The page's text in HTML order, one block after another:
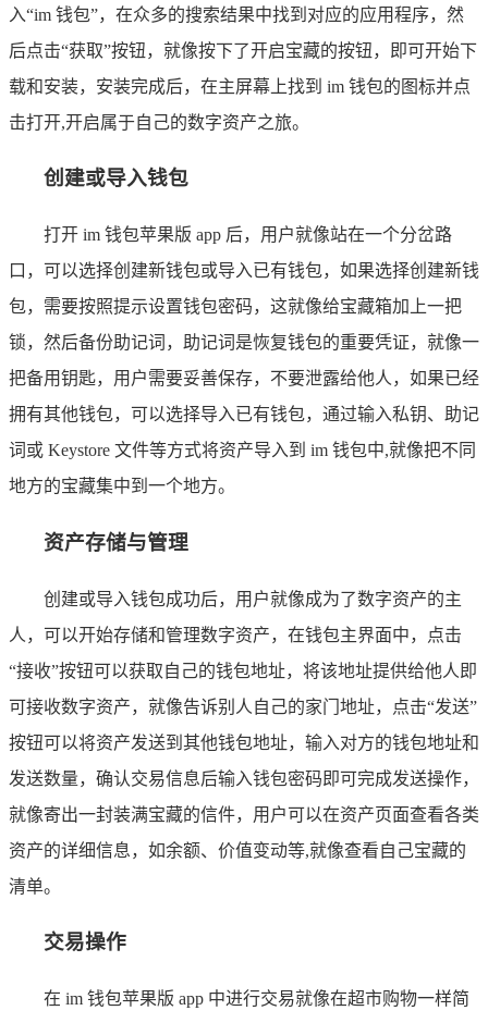
入“im 钱包”，在众多的搜索结果中找到对应的应用程序，然
后点击“获取”按钮，就像按下了开启宝藏的按钮，即可开始下
载和安装，安装完成后，在主屏幕上找到 im 钱包的图标并点
击打开,开启属于自己的数字资产之旅。
创建或导入钱包
打开 im 钱包苹果版 app 后，用户就像站在一个分岔路
口，可以选择创建新钱包或导入已有钱包，如果选择创建新钱
包，需要按照提示设置钱包密码，这就像给宝藏箱加上一把
锁，然后备份助记词，助记词是恢复钱包的重要凭证，就像一
把备用钥匙，用户需要妥善保存，不要泄露给他人，如果已经
拥有其他钱包，可以选择导入已有钱包，通过输入私钥、助记
词或 Keystore 文件等方式将资产导入到 im 钱包中,就像把不同
地方的宝藏集中到一个地方。
资产存储与管理
创建或导入钱包成功后，用户就像成为了数字资产的主
人，可以开始存储和管理数字资产，在钱包主界面中，点击
“接收”按钮可以获取自己的钱包地址，将该地址提供给他人即
可接收数字资产，就像告诉别人自己的家门地址，点击“发送”
按钮可以将资产发送到其他钱包地址，输入对方的钱包地址和
发送数量，确认交易信息后输入钱包密码即可完成发送操作，
就像寄出一封装满宝藏的信件，用户可以在资产页面查看各类
资产的详细信息，如余额、价值变动等,就像查看自己宝藏的
清单。
交易操作
在 im 钱包苹果版 app 中进行交易就像在超市购物一样简